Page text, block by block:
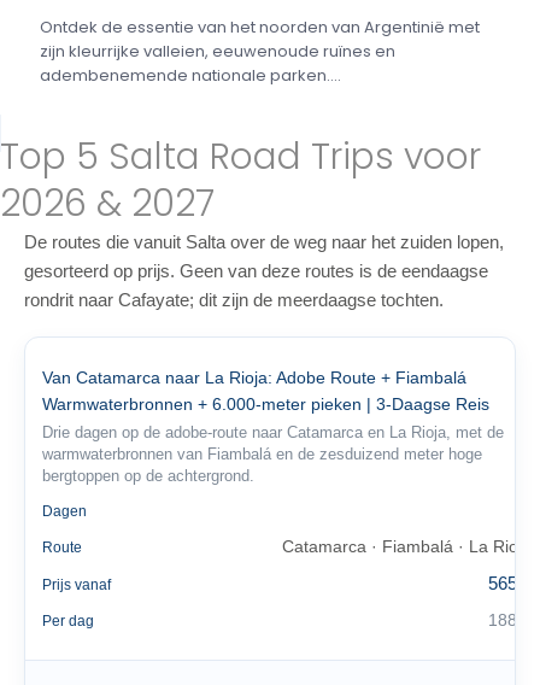
Ontdek de essentie van het noorden van Argentinië met
zijn kleurrijke valleien, eeuwenoude ruïnes en
adembenemende nationale parken....
Top 5 Salta Road Trips voor
2026 & 2027
De routes die vanuit Salta over de weg naar het zuiden lopen,
gesorteerd op prijs. Geen van deze routes is de eendaagse
rondrit naar Cafayate; dit zijn de meerdaagse tochten.
Van Catamarca naar La Rioja: Adobe Route + Fiambalá
Warmwaterbronnen + 6.000-meter pieken | 3-Daagse Reis
Drie dagen op de adobe-route naar Catamarca en La Rioja, met de
warmwaterbronnen van Fiambalá en de zesduizend meter hoge
bergtoppen op de achtergrond.
Dagen
Route Catamarca · Fiambalá · La Rioja
Prijs vanaf 565 €
Per dag 188 €